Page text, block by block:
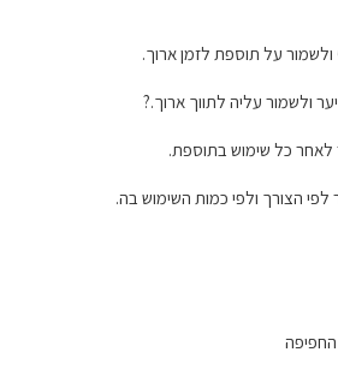
על תוספת לזמן ארוך.
ולשמור עליה לתווך ארוך.?
כל שימוש בתוספת.
הצורך ולפי כמות השימוש בה.